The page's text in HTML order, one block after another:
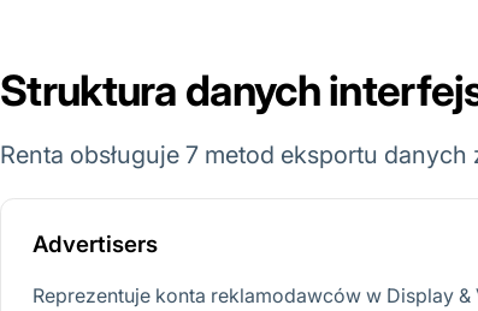
Struktura danych
Renta obsługuje 7 metod eksportu
Advertisers
Reprezentuje konta reklamodawców w Display &